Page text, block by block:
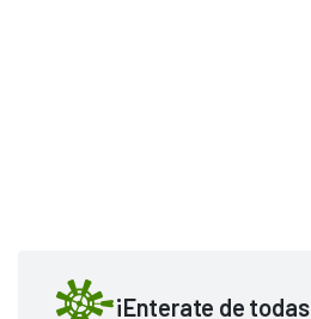
¡Enterate de